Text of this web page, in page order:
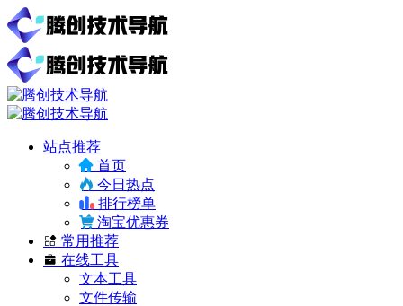
站点推荐
首页
今日热点
排行榜单
淘宝优惠券
常用推荐
在线工具
文本工具
文件传输